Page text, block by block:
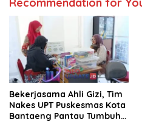
Bekerjasama Ahli Gizi, Tim
Nakes UPT Puskesmas Kota
Bantaeng Pantau Tumbuh